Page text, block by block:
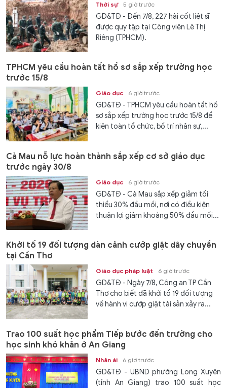
Thời sự 5 giờ trước
GD&TĐ - Đến 7/8, 227 hài cốt liệt sĩ
được quy tập tại Công viên Lê Thị
Riêng (TPHCM).
TPHCM yêu cầu hoàn tất hồ sơ sắp xếp trường học
trước 15/8
Giáo dục 6 giờ trước
GD&TĐ - TPHCM yêu cầu hoàn tất hồ
sơ sắp xếp trường học trước 15/8 để
kiện toàn tổ chức, bố trí nhân sự,...
Cà Mau nỗ lực hoàn thành sắp xếp cơ sở giáo dục
trước ngày 30/8
Giáo dục 6 giờ trước
GD&TĐ - Cà Mau sắp xếp giảm tối
thiểu 30% đầu mối, nơi có điều kiện
thuận lợi giảm khoảng 50% đầu mối...
Khởi tố 19 đối tượng dàn cảnh cướp giật dây chuyền
tại Cần Thơ
Giáo dục pháp luật 6 giờ trước
GD&TĐ - Ngày 7/8, Công an TP Cần
Thơ cho biết đã khởi tố 19 đối tượng
về hành vi cướp giật tài sản xảy ra...
Trao 100 suất học phẩm Tiếp bước đến trường cho
học sinh khó khăn ở An Giang
Nhân ái 6 giờ trước
GD&TĐ - UBND phường Long Xuyên
(tỉnh An Giang) trao 100 suất học